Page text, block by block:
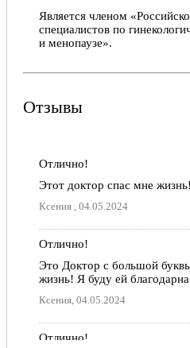
Является членом
специалистов по
и менопаузе».
Отзывы
Отлично!
Этот доктор спас мне жизнь!
Ксения , 04.05.2024
Отлично!
Это Доктор с большой
жизнь! Я буду ей
Ксения, 04.05.2024
Отлично!